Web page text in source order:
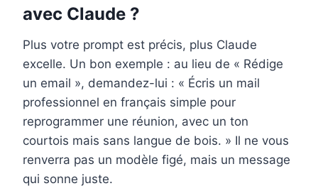
avec Claude ?
Plus votre prompt est précis, plus Claude
excelle. Un bon exemple : au lieu de « Rédige
un email », demandez-lui : « Écris un mail
professionnel en français simple pour
reprogrammer une réunion, avec un ton
courtois mais sans langue de bois. » Il ne vous
renverra pas un modèle figé, mais un message
qui sonne juste.